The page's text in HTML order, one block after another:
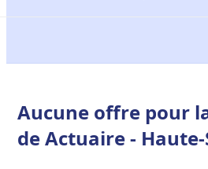
Aucune offre pour
de Actuaire - Haute-